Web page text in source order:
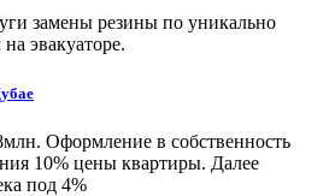
замены резины по уникально
эвакуаторе.
Оформление в собственность
10% цены квартиры. Далее
под 4%